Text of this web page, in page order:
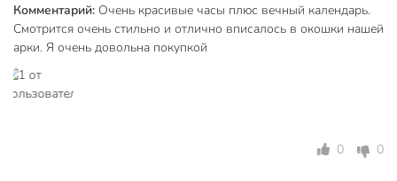
Комментарий: Очень красивые часы плюс вечный календарь.
Смотрится очень стильно и отлично вписалось в окошки нашей
арки. Я очень довольна покупкой
0 0